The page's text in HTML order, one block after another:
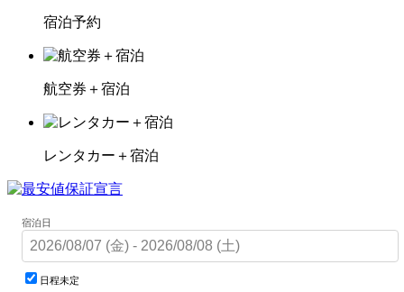
宿泊予約
航空券＋宿泊
レンタカー＋宿泊
宿泊日
日程未定